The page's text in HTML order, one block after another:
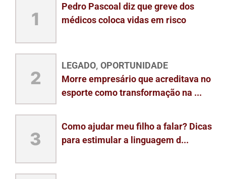
1
Pedro Pascoal diz que greve dos
médicos coloca vidas em risco
2
LEGADO, OPORTUNIDADE
Morre empresário que acreditava no
esporte como transformação na ...
3
Como ajudar meu filho a falar? Dicas
para estimular a linguagem d...